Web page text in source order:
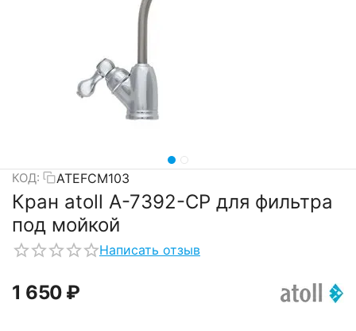
КОД: ATEFCM103
Кран atoll A-7392-CP для фильтра
под мойкой
Написать отзыв
1 650 ₽